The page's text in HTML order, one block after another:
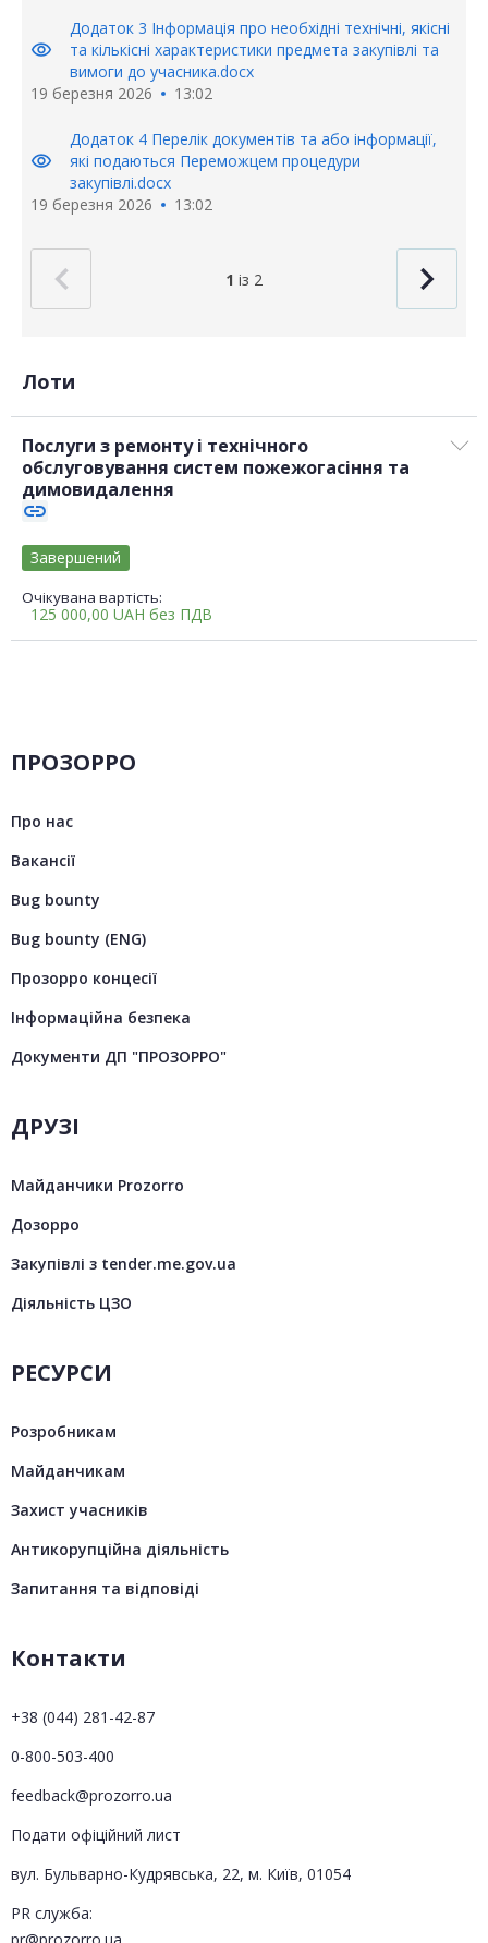
visibility
Додаток 3 Інформація про необхідні технічні, якісні
та кількісні характеристики предмета закупівлі та
вимоги до учасника.docx
19 березня 2026
13:02
visibility
Додаток 4 Перелік документів та або інформації,
які подаються Переможцем процедури
закупівлі.docx
19 березня 2026
13:02
1 із 2
Лоти
Послуги з ремонту і технічного
обслуговування систем пожежогасіння та
димовидалення
link
Очікувана вартість:
125 000,00 UAH без ПДВ
Завершений
ПРОЗОРРО
Про нас
Вакансії
Bug bounty
Bug bounty (ENG)
Прозорро концесії
Інформаційна безпека
Документи ДП "ПРОЗОРРО"
ДРУЗІ
Майданчики Prozorro
Дозорро
Закупівлі з tender.me.gov.ua
Діяльність ЦЗО
РЕСУРСИ
Розробникам
Майданчикам
Захист учасників
Антикорупційна діяльність
Запитання та відповіді
Контакти
+38 (044) 281-42-87
0-800-503-400
feedback@prozorro.ua
Подати офіційний лист
вул. Бульварно-Кудрявська, 22, м. Київ, 01054
PR служба: